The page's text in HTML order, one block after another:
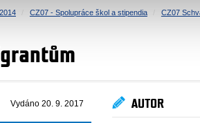
CZ07 - Spolupráce škol a stipendia CZ07
Vydáno 20. 9. 2017 AUTOR